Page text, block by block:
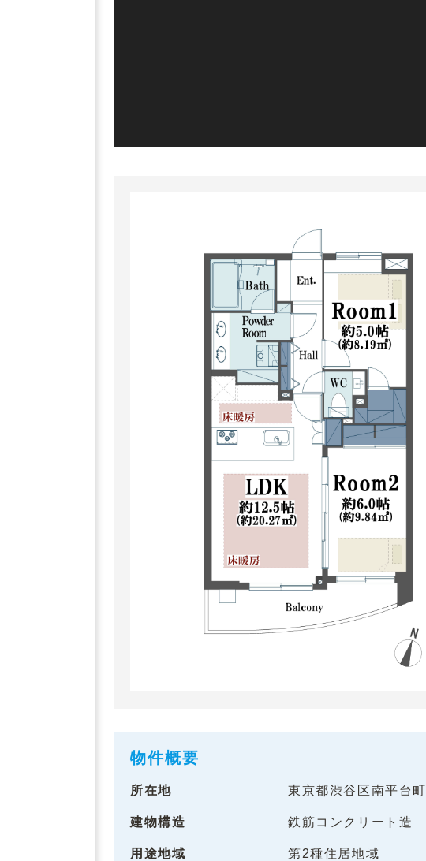
物件概要
所在地 東京都渋谷区南平台町
建物構造 鉄筋コンクリート造
用途地域 第2種住居地域